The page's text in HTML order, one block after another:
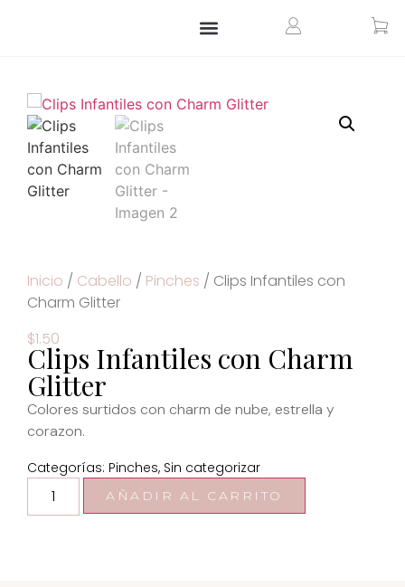
Inicio / Cabello / Pinches / Clips Infantiles con
Charm Glitter
$1.50
Clips Infantiles con Charm
Glitter
Colores surtidos con charm de nube, estrella y
corazon.
Categorías: Pinches, Sin categorizar
AÑADIR AL CARRITO